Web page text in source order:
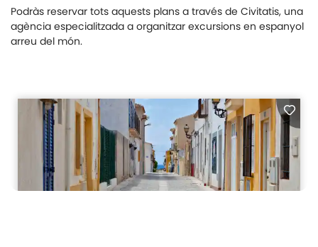
Podràs reservar tots aquests plans a través de Civitatis, una
agència especialitzada a organitzar excursions en espanyol
arreu del món.